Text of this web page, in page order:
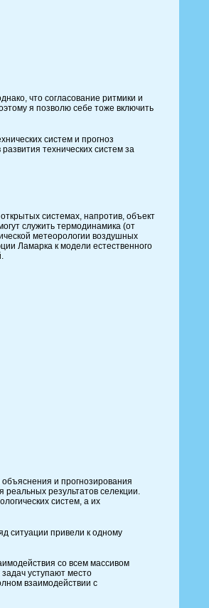
что согласование ритмики и
я позволю себе тоже включить
систем и прогноз
технических систем за
системах, напротив, объект
служить термодинамика (от
метеорологии воздушных
Ламарка к модели естественного
объяснения и прогнозирования
результатов селекции.
систем, а их
ситуации привели к одному
со всем массивом
уступают место
взаимодействии с